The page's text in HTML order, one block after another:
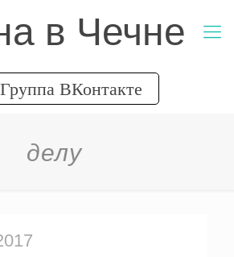
в Чечне
Группа ВКонтакте
делу